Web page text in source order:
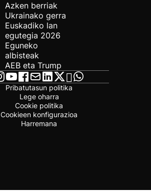
Azken berriak
Ukrainako gerra
Euskadiko lan
egutegia 2026
Eguneko
albisteak
AEB eta Trump
Pribatutasun politika
Lege oharra
Cookie politika
Cookieen konfigurazioa
Harremana